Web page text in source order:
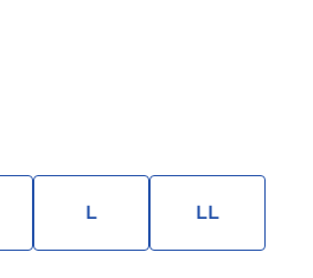
L LL